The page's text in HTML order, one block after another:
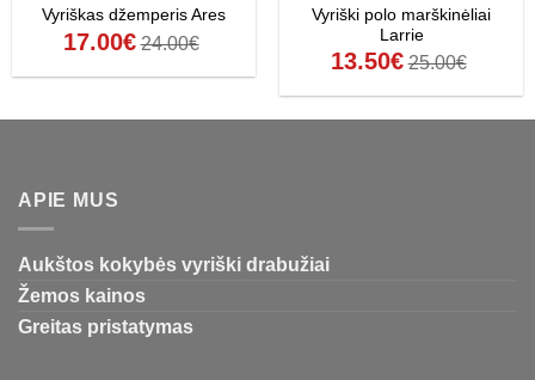
Vyriškas džemperis Ares
17.00€ 24.00€
Vyriški polo marškinėliai
Larrie
13.50€ 25.00€
APIE MUS
Aukštos kokybės vyriški drabužiai
Žemos kainos
Greitas pristatymas